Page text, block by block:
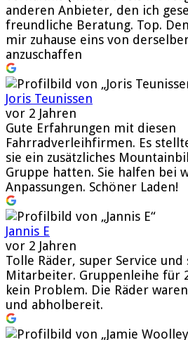
anderen Anbieter, den ich
freundliche Beratung. Top.
mir zuhause eins von
anzuschaffen
Joris Teunissen
vor 2 Jahren
Gute Erfahrungen mit diesen
Fahrradverleihfirmen. Es
sie ein zusätzliches
Gruppe hatten. Sie halfen bei
Anpassungen. Schöner Laden!
Jannis E
vor 2 Jahren
Tolle Räder, super Service
Mitarbeiter. Gruppenleihe für
kein Problem. Die Räder
und abholbereit.